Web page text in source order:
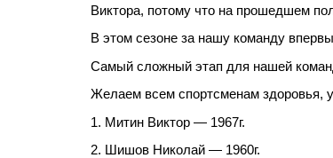
Виктора, потому что на прошедшем
В этом сезоне за нашу команду
Самый сложный этап для нашей
Желаем всем спортсменам здоровья,
1. Митин Виктор — 1967г.
2. Шишов Николай — 1960г.